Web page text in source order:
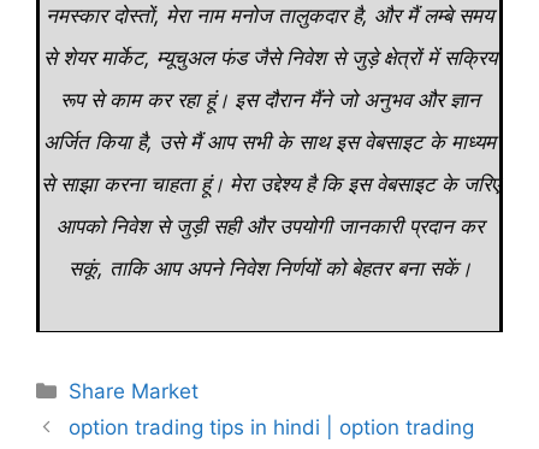
नमस्कार दोस्तों, मेरा नाम मनोज तालुकदार है, और मैं लम्बे समय
से शेयर मार्केट, म्यूचुअल फंड जैसे निवेश से जुड़े क्षेत्रों में सक्रिय
रूप से काम कर रहा हूं। इस दौरान मैंने जो अनुभव और ज्ञान
अर्जित किया है, उसे मैं आप सभी के साथ इस वेबसाइट के माध्यम
से साझा करना चाहता हूं। मेरा उद्देश्य है कि इस वेबसाइट के जरिए
आपको निवेश से जुड़ी सही और उपयोगी जानकारी प्रदान कर
सकूं, ताकि आप अपने निवेश निर्णयों को बेहतर बना सकें।
Categories
Share Market
option trading tips in hindi | option trading